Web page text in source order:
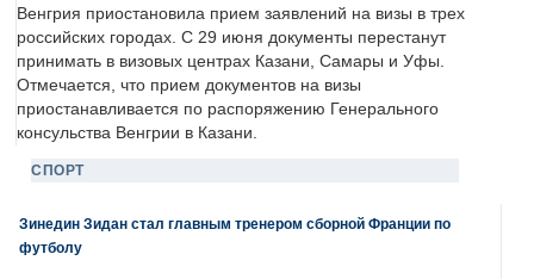
Венгрия приостановила прием заявлений на визы в трех
российских городах. С 29 июня документы перестанут
принимать в визовых центрах Казани, Самары и Уфы.
Отмечается, что прием документов на визы
приостанавливается по распоряжению Генерального
консульства Венгрии в Казани.
СПОРТ
Зинедин Зидан стал главным тренером сборной Франции по
футболу